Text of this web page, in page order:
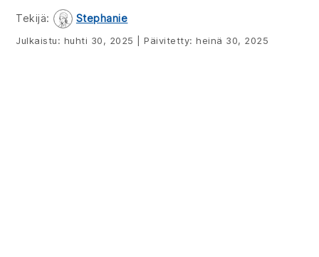
navigation
content
sidebar
Tekijä: Stephanie
Julkaistu: huhti 30, 2025 Päivitetty:heinä 30, 2025